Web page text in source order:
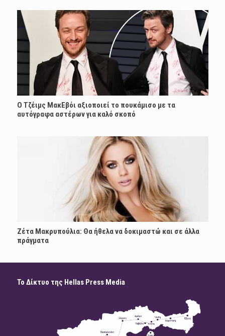
Ο Τζέιμς ΜακΕβόι αξιοποιεί το πουκάμισο με τα
αυτόγραφα αστέρων για καλό σκοπό
Ζέτα Μακρυπούλια: Θα ήθελα να δοκιμαστώ και σε άλλα
πράγματα
Το Δίκτυο της Hellas Press Media